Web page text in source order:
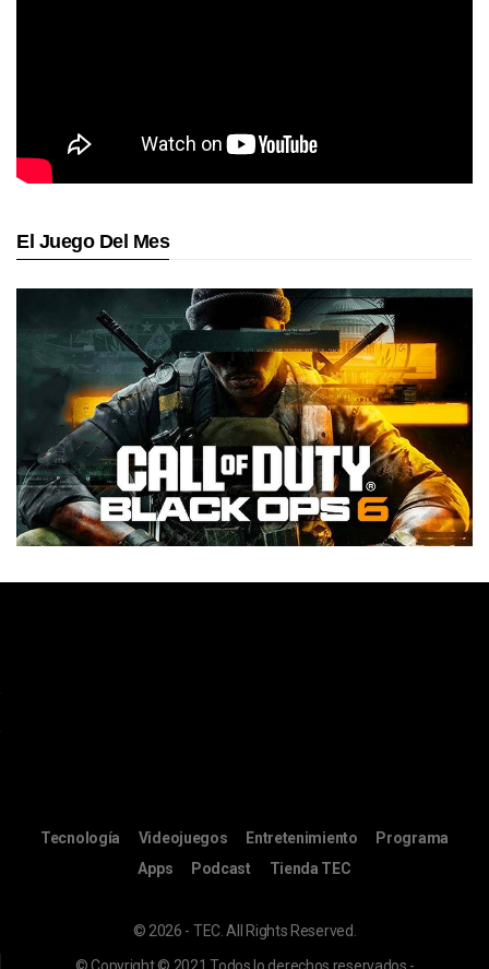
El Juego Del Mes
Tecnología Videojuegos Entretenimiento
Programa
Apps
Podcast Tienda TEC
© 2026 - TEC. All Rights Reserved.
© Copyright © 2021 Todos lo derechos reservados -